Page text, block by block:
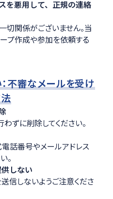
を悪用して、正規の連絡
切関係がございません。当
プ作成や参加を依頼する
不審なメールを受け
ずに削除してください。
話番号やメールアドレス
。
しない
信しないようご注意くださ